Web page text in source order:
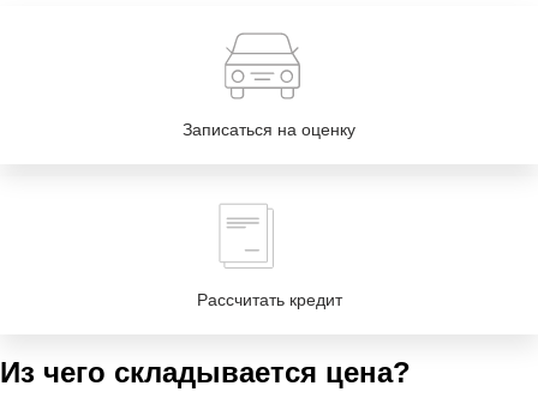
Записаться на оценку
Рассчитать кредит
Из чего складывается цена?